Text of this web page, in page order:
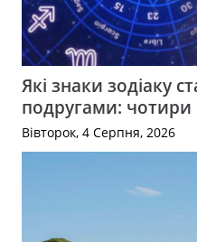
Які знаки зодіаку
подругами: чотири
Вівторок, 4 Серпня, 2026